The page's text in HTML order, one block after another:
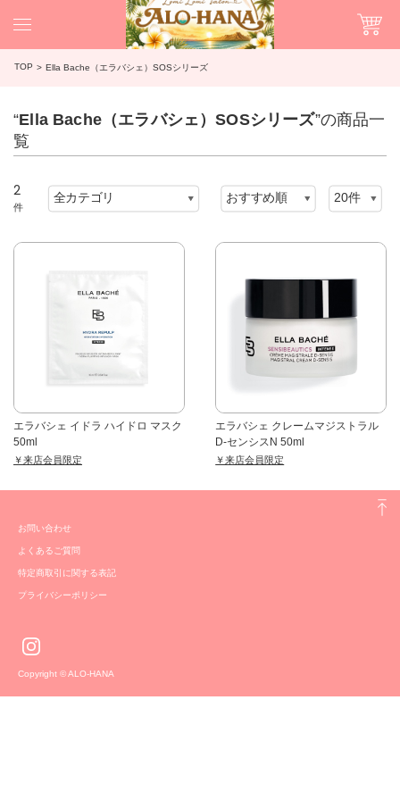
TOP Ella Bache（エラバシェ）SOSシリーズ
“Ella Bache（エラバシェ）SOSシリーズ”の商品一
覧
2
件
エラバシェ イドラ ハイドロ マスク
50ml
￥来店会員限定
エラバシェ クレームマジストラル
D-センシスN 50ml
￥来店会員限定
お問い合わせ
よくあるご質問
特定商取引に関する表記
プライバシーポリシー
Copyright © ALO-HANA